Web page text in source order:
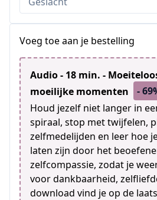
Voeg toe aan je bestelling
Audio - 18 min. -
moeilijke momenten
-
Houd jezelf niet langer in
spiraal, stop met twijfelen,
zelfmedelijden en leer hoe
laten zijn door het
zelfcompassie, zodat je
voor dankbaarheid,
download vind je op de